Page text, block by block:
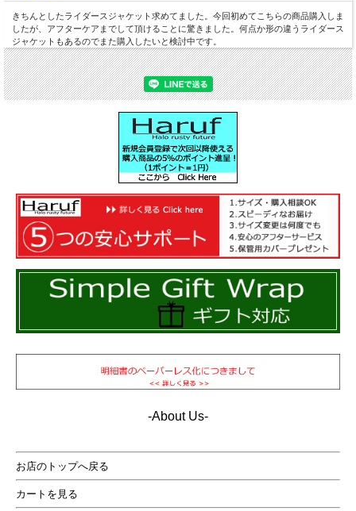
きちんとしたライダースジャケット求めてました。今回初めてこちらの商品購入しま
したが、アフターケアまでして頂けることに驚きました。何点か形の違うライダース
ジャケットもあるのでまた購入したいと検討中です。
-About Us-
お店のトップへ戻る
カートを見る